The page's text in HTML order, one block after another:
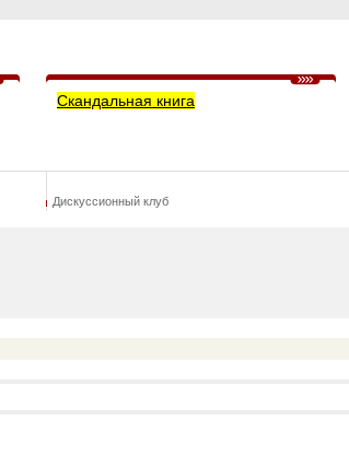
Скандальная книга
Дискуссионный клуб